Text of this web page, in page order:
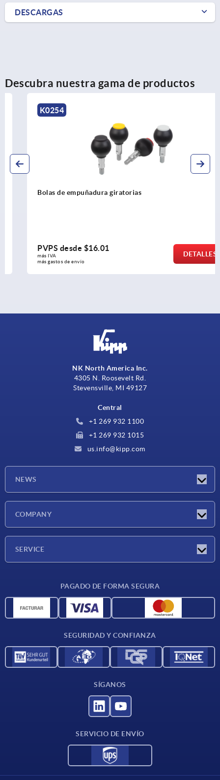
DESCARGAS
Descubra nuestra gama de productos
K0254
Bolas de empuñadura giratorias
PVPS desde$16.01
más gastos de envío
DETALLES
NK North America Inc.
4305 N. Roosevelt Rd.
Stevensville, MI 49127
Central
+1 269 932 1100
+1 269 932 1015
us.info@kipp.com
NEWS
COMPANY
SERVICE
Materiales
PAGADO DE FORMA SEGURA
SEGURIDAD Y CONFIANZA
SÍGANOS
SERVICIO DE ENVÍO